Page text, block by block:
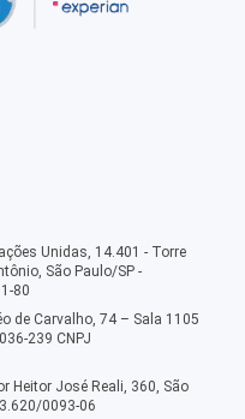
Unidas, 14.401 - Torre
São Paulo/SP -
80
de Carvalho, 74 – Sala 1105
239 CNPJ
Heitor José Reali, 360, São
0093-06